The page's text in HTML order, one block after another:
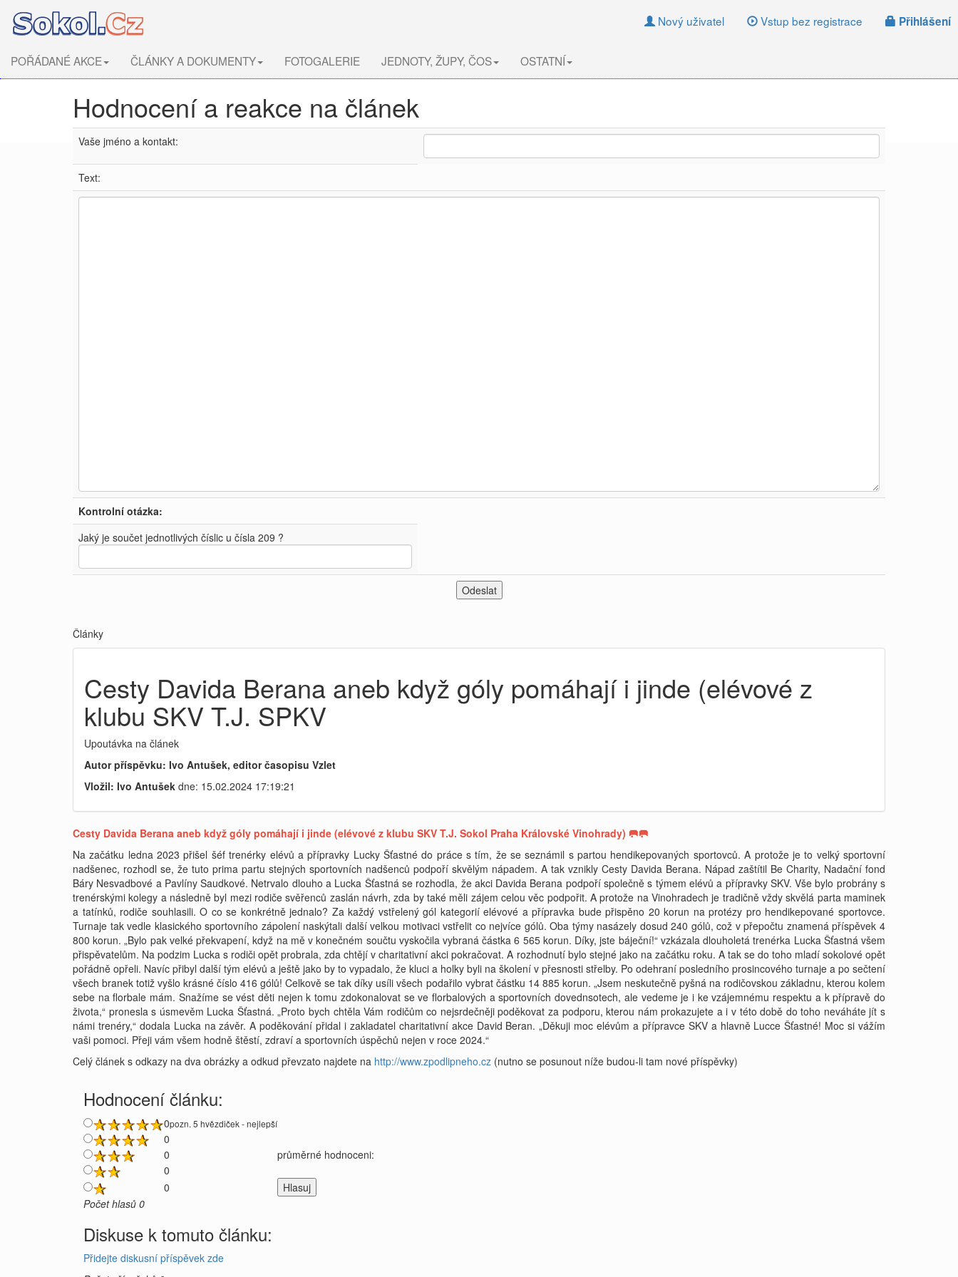
Nový uživatel Vstup bez registrace Přihlášení
POŘÁDANÉ AKCE ČLÁNKY A DOKUMENTY FOTOGALERIE JEDNOTY, ŽUPY, ČOS OSTATNÍ
Hodnocení a reakce na článek
Vaše jméno a kontakt:
Text:
Kontrolní otázka:
Jaký je součet jednotlivých číslic u čísla 209 ?
Články
Cesty Davida Berana aneb když góly pomáhají i jinde (elévové z
klubu SKV T.J. SPKV
Upoutávka na článek
Autor příspěvku: Ivo Antušek, editor časopisu Vzlet
Vložil: Ivo Antušek dne: 15.02.2024 17:19:21
Cesty Davida Berana aneb když góly pomáhají i jinde (elévové z klubu SKV T.J. Sokol Praha Královské Vinohrady) 🥅🥅
Na začátku ledna 2023 přišel šéf trenérky elévů a přípravky Lucky Šťastné do práce s tím, že se seznámil s partou hendikepovaných sportovců. A protože je to velký sportovní
nadšenec, rozhodl se, že tuto prima partu stejných sportovních nadšenců podpoří skvělým nápadem. A tak vznikly Cesty Davida Berana. Nápad zaštítil Be Charity, Nadační fond
Báry Nesvadbové a Pavlíny Saudkové. Netrvalo dlouho a Lucka Šťastná se rozhodla, že akci Davida Berana podpoří společně s týmem elévů a přípravky SKV. Vše bylo probrány s
trenérskými kolegy a následně byl mezi rodiče svěřenců zaslán návrh, zda by také měli zájem celou věc podpořit. A protože na Vinohradech je tradičně vždy skvělá parta maminek
a tatínků, rodiče souhlasili. O co se konkrétně jednalo? Za každý vstřelený gól kategorií elévové a přípravka bude přispěno 20 korun na protézy pro hendikepované sportovce.
Turnaje tak vedle klasického sportovního zápolení naskýtali další velkou motivaci vstřelit co nejvíce gólů. Oba týmy nasázely dosud 240 gólů, což v přepočtu znamená příspěvek 4
800 korun. „Bylo pak velké překvapení, když na mě v konečném součtu vyskočila vybraná částka 6 565 korun. Díky, jste báječní!“ vzkázala dlouholetá trenérka Lucka Šťastná všem
přispěvatelům. Na podzim Lucka s rodiči opět probrala, zda chtějí v charitativní akci pokračovat. A rozhodnutí bylo stejné jako na začátku roku. A tak se do toho mladí sokolové opět
pořádně opřeli. Navíc přibyl další tým elévů a ještě jako by to vypadalo, že kluci a holky byli na školení v přesnosti střelby. Po odehraní posledního prosincového turnaje a po sečtení
všech branek totiž vyšlo krásné číslo 416 gólů! Celkově se tak díky usíli všech podařilo vybrat částku 14 885 korun. „Jsem neskutečně pyšná na rodičovskou základnu, kterou kolem
sebe na florbale mám. Snažíme se vést děti nejen k tomu zdokonalovat se ve florbalových a sportovních dovednsotech, ale vedeme je i ke vzájemnému respektu a k přípravě do
života,“ pronesla s úsmevěm Lucka Šťastná. „Proto bych chtěla Vám rodičům co nejsrdečněji poděkovat za podporu, kterou nám prokazujete a i v této době do toho neváháte jít s
námi trenéry,“ dodala Lucka na závěr. A poděkování přidal i zakladatel charitativní akce David Beran. „Děkuji moc elévům a přípravce SKV a hlavně Lucce Šťastné! Moc si vážím
vaši pomoci. Přeji vám všem hodně štěstí, zdraví a sportovních úspěchů nejen v roce 2024.“
Celý článek s odkazy na dva obrázky a odkud převzato najdete na http://www.zpodlipneho.cz (nutno se posunout níže budou-li tam nové příspěvky)
Hodnocení článku:
0pozn. 5 hvězdiček - nejlepší
0
0
průměrné hodnoceni:
0
0
Počet hlasů 0
Diskuse k tomuto článku:
Přidejte diskusní příspěvek zde